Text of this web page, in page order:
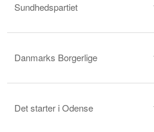
Sundhedspartiet
Danmarks Borgerlige
Det starter i Odense